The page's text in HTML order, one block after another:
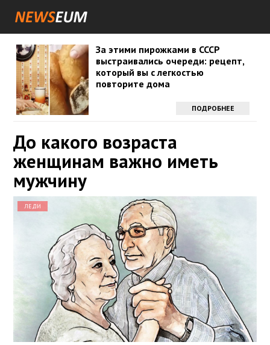
За этими пирожками в СССР
выстраивались очереди: рецепт,
который вы с легкостью
повторите дома
ПОДРОБНЕЕ
До какого возраста
женщинам важно иметь
мужчину
ЛЕДИ